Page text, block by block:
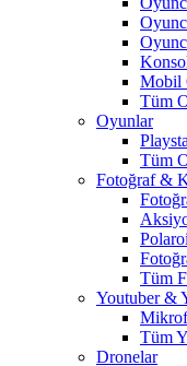
Mobil
Tüm
Oyunlar
Tüm
Fotoğraf &
Tüm
Youtuber &
Tüm
Dronelar